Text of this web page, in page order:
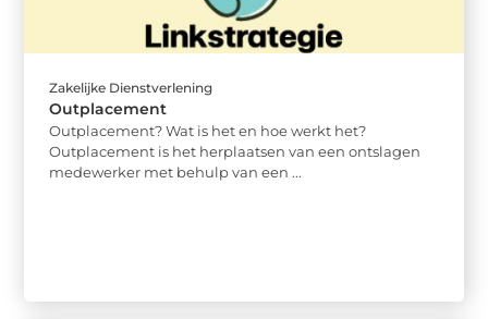
Zakelijke Dienstverlening
Outplacement
Outplacement? Wat is het en hoe werkt het?
Outplacement is het herplaatsen van een ontslagen
medewerker met behulp van een ...